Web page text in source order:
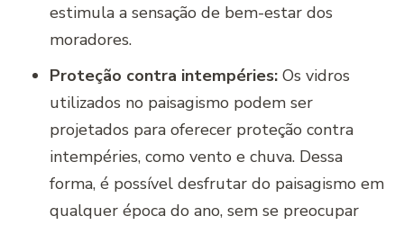
estimula a sensação de bem-estar dos
moradores.
Proteção contra intempéries: Os vidros
utilizados no paisagismo podem ser
projetados para oferecer proteção contra
intempéries, como vento e chuva. Dessa
forma, é possível desfrutar do paisagismo em
qualquer época do ano, sem se preocupar